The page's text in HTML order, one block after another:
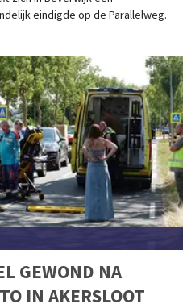
eindigde op de Parallelweg.
GEWOND NA
IN AKERSLOOT